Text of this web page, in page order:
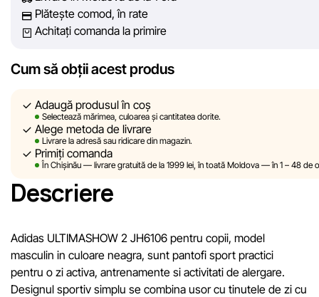
poate garanta acuratețea absolută a tuturor datelor afișate pe
din cauza unor posibile erori tehnice sau disfuncționalități. De
actualitatea informațiilor de pe resurse externe, către care pot
Sportlandia își rezervă dreptul de a modifica, în mod unilateral
fără notificare prealabilă, descrierile, caracteristicile și
produselor. Imaginile prezentate pe site sunt simulate și au un
caracter pur ilustrativ. Informațiile generale despre produse
oferite exclusiv în scop informativ.
cadourilor, plăților în rate și creditării pot fi modificate de către
compania Sportlandia în mod unilateral și fără notificare
Echipa noastră verifică și actualizează periodic informațiile de
Plătește comod, în rate
Achitați comanda la primire
Cum să obții acest produs
Adaugă produsul în coș
Selectează mărimea, culoarea și cantitatea dorite.
Alege metoda de livrare
Livrare la adresă sau ridicare din magazin.
Primiți comanda
În Chișinău — livrare gratuită de la 1999 lei, în toată Moldova — în 1 – 48 de
Descriere
Adidas ULTIMASHOW 2 JH6106 pentru copii, model
masculin in culoare neagra, sunt pantofi sport practici
pentru o zi activa, antrenamente si activitati de alergare.
Designul sportiv simplu se combina usor cu tinutele de zi cu